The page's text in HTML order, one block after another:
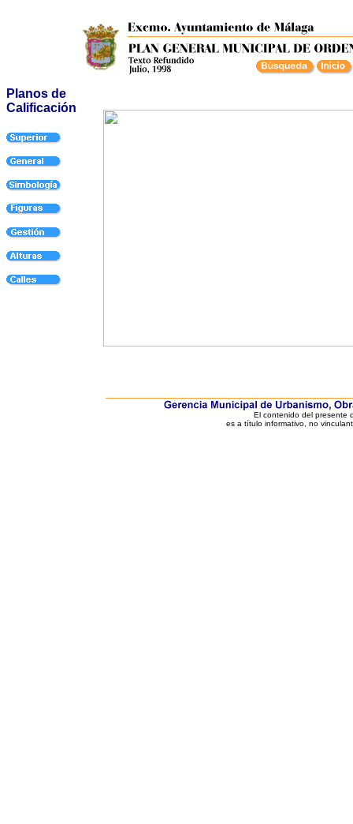
Planos de
Calificación
El contenido del presente
es a título informativo, no